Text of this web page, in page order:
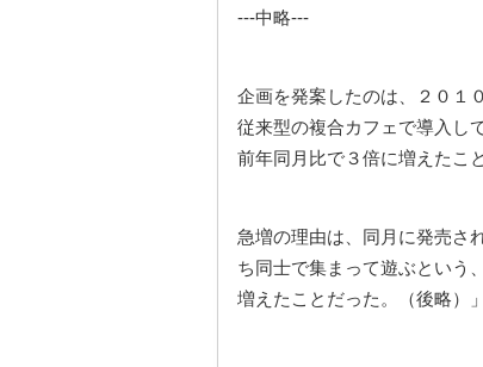
---中略---
企画を発案したのは、２０１
従来型の複合カフェで導入し
前年同月比で３倍に増えたこ
急増の理由は、同月に発売さ
ち同士で集まって遊ぶという
増えたことだった。（後略）」